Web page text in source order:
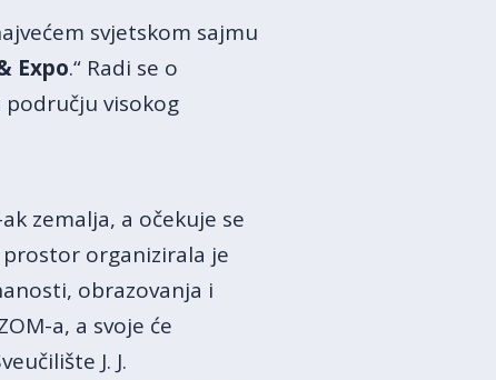
svjetskom sajmu
Expo.“ Radi se o
visokog
zemalja, a očekuje se
organizirala je
obrazovanja i
a, a svoje će
J. J.